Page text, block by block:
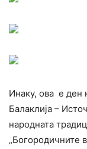
Инаку, ова е ден
Балаклија –
народната
„Богородичните